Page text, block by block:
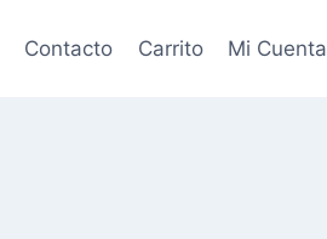
Contacto Carrito Mi Cuenta